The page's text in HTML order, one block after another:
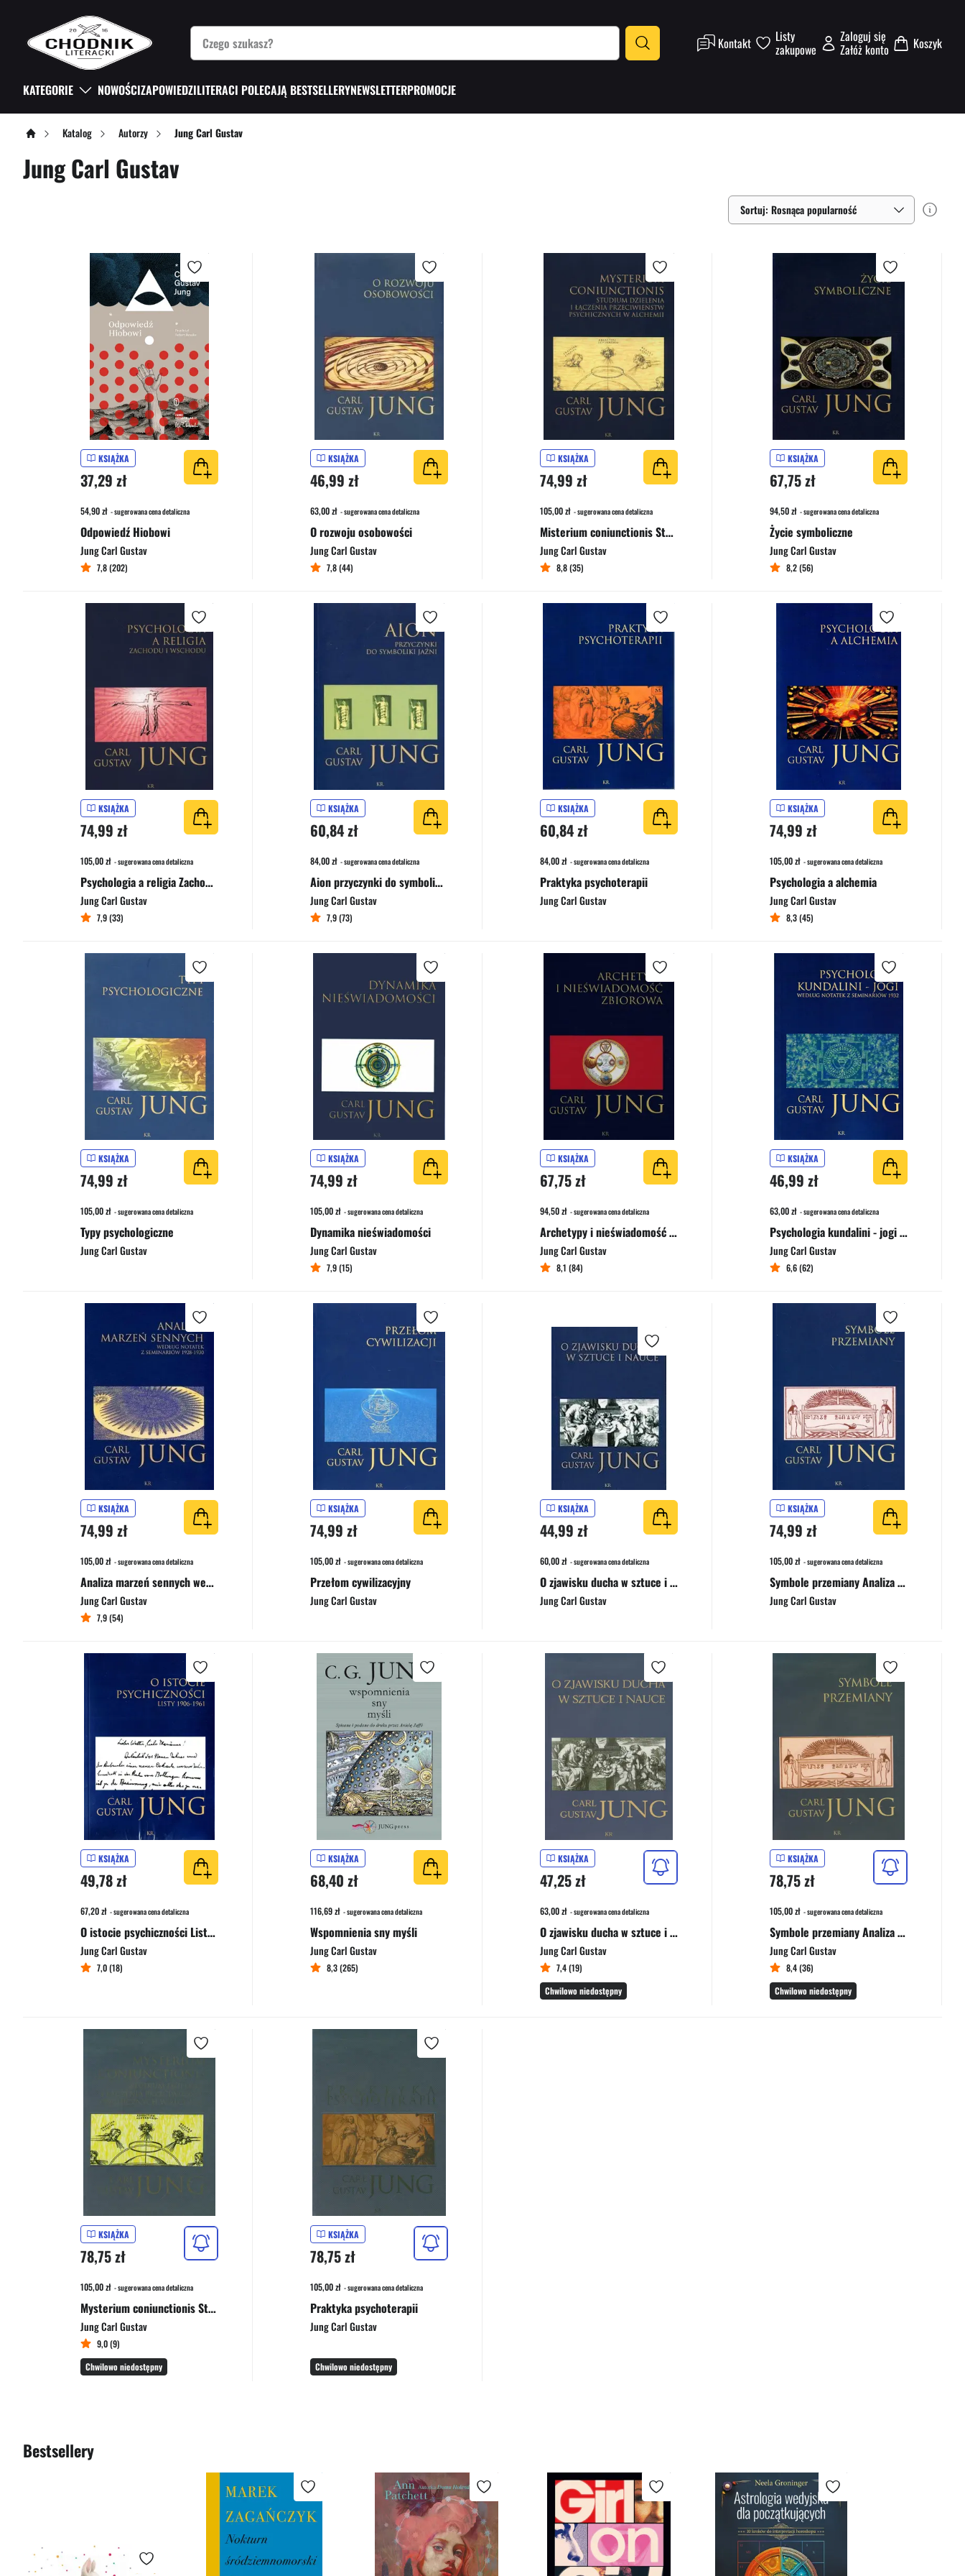
Kontakt Listy
zakupowe
Zaloguj się
Załóż konto Koszyk
KATEGORIE NOWOŚCIZAPOWIEDZILITERACI POLECAJĄ BESTSELLERYNEWSLETTERPROMOCJE
Katalog Autorzy Jung Carl Gustav
Jung Carl Gustav
Sortuj: Rosnąca popularność
KSIĄŻKA
37,29 zł
54,90 zł - sugerowana cena detaliczna
Odpowiedź Hiobowi
Jung Carl Gustav
7,8 (202)
KSIĄŻKA
46,99 zł
63,00 zł - sugerowana cena detaliczna
O rozwoju osobowości
Jung Carl Gustav
7,8 (44)
KSIĄŻKA
74,99 zł
105,00 zł - sugerowana cena detaliczna
Misterium coniunctionis Studium dzielenia i łączenia przeciwieństw psychicznych w alchemii
Jung Carl Gustav
8,8 (35)
KSIĄŻKA
67,75 zł
94,50 zł - sugerowana cena detaliczna
Życie symboliczne
Jung Carl Gustav
8,2 (56)
KSIĄŻKA
74,99 zł
105,00 zł - sugerowana cena detaliczna
Psychologia a religia Zachodu i Wschodu
Jung Carl Gustav
7,9 (33)
KSIĄŻKA
60,84 zł
84,00 zł - sugerowana cena detaliczna
Aion przyczynki do symboliki jaźni
Jung Carl Gustav
7,9 (73)
KSIĄŻKA
60,84 zł
84,00 zł - sugerowana cena detaliczna
Praktyka psychoterapii
Jung Carl Gustav
KSIĄŻKA
74,99 zł
105,00 zł - sugerowana cena detaliczna
Psychologia a alchemia
Jung Carl Gustav
8,3 (45)
KSIĄŻKA
74,99 zł
105,00 zł - sugerowana cena detaliczna
Typy psychologiczne
Jung Carl Gustav
KSIĄŻKA
74,99 zł
105,00 zł - sugerowana cena detaliczna
Dynamika nieświadomości
Jung Carl Gustav
7,9 (15)
KSIĄŻKA
67,75 zł
94,50 zł - sugerowana cena detaliczna
Archetypy i nieświadomość zbiorowa
Jung Carl Gustav
8,1 (84)
KSIĄŻKA
46,99 zł
63,00 zł - sugerowana cena detaliczna
Psychologia kundalini - jogi Według notatek z seminariów 1932
Jung Carl Gustav
6,6 (62)
KSIĄŻKA
74,99 zł
105,00 zł - sugerowana cena detaliczna
Analiza marzeń sennych według notatek z seminariów 1928-1930
Jung Carl Gustav
7,9 (54)
KSIĄŻKA
74,99 zł
105,00 zł - sugerowana cena detaliczna
Przełom cywilizacyjny
Jung Carl Gustav
KSIĄŻKA
44,99 zł
60,00 zł - sugerowana cena detaliczna
O zjawisku ducha w sztuce i nauce
Jung Carl Gustav
KSIĄŻKA
74,99 zł
105,00 zł - sugerowana cena detaliczna
Symbole przemiany Analiza preludium do schizofrenii
Jung Carl Gustav
KSIĄŻKA
49,78 zł
67,20 zł - sugerowana cena detaliczna
O istocie psychiczności Listy 1906-1961
Jung Carl Gustav
7,0 (18)
KSIĄŻKA
68,40 zł
116,69 zł - sugerowana cena detaliczna
Wspomnienia sny myśli
Jung Carl Gustav
8,3 (265)
KSIĄŻKA
47,25 zł
63,00 zł - sugerowana cena detaliczna
O zjawisku ducha w sztuce i nauce
Jung Carl Gustav
7,4 (19)
Chwilowo niedostępny
KSIĄŻKA
78,75 zł
105,00 zł - sugerowana cena detaliczna
Symbole przemiany Analiza preludium do schizofrenii
Jung Carl Gustav
8,4 (36)
Chwilowo niedostępny
KSIĄŻKA
78,75 zł
105,00 zł - sugerowana cena detaliczna
Mysterium coniunctionis Studium dzielenia i łączenia przeciwieństw psychicznych w alchemii
Jung Carl Gustav
9,0 (9)
Chwilowo niedostępny
KSIĄŻKA
78,75 zł
105,00 zł - sugerowana cena detaliczna
Praktyka psychoterapii
Jung Carl Gustav
Chwilowo niedostępny
Bestsellery